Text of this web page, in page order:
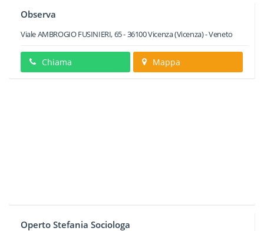
Observa
Viale AMBROGIO FUSINIERI, 65-36100Vicenza(Vicenza) -Veneto
Chiama Mappa
Operto Stefania Sociologa